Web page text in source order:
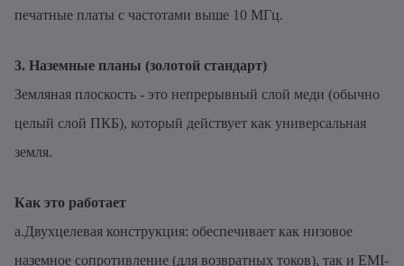
печатные платы с частотами выше 10 МГц.
3. Наземные планы (золотой стандарт)
Земляная плоскость - это непрерывный слой меди (обычно
целый слой ПКБ), который действует как универсальная
земля.
Как это работает
a.Двухцелевая конструкция: обеспечивает как низовое
наземное сопротивление (для возвратных токов), так и EMI-